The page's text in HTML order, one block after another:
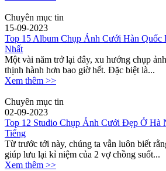
Chuyên mục tin
15-09-2023
Top 15 Album Chụp Ảnh Cưới Hàn Quốc
Nhất
Một vài năm trở lại đây, xu hướng chụp
thịnh hành hơn bao giờ hết. Đặc biệt là...
Xem thêm >>
Chuyên mục tin
02-09-2023
Top 12 Studio Chụp Ảnh Cưới Đẹp Ở Hà
Tiếng
Từ trước tới này, chúng ta vẫn luôn biết
giúp lưu lại kỉ niệm của 2 vợ chồng suốt...
Xem thêm >>